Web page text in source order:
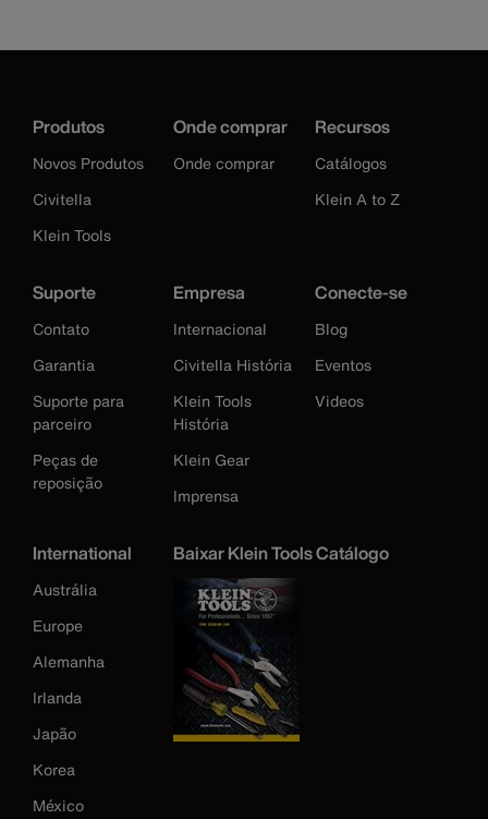
Produtos
Novos Produtos
Civitella
Klein Tools
Onde comprar
Onde comprar
Recursos
Catálogos
Klein A to Z
Suporte
Contato
Garantia
Suporte para
parceiro
Peças de
reposição
Empresa
Internacional
Civitella História
Klein Tools
História
Klein Gear
Imprensa
Conecte-se
Blog
Eventos
Videos
International
Austrália
Europe
Alemanha
Irlanda
Japão
Korea
México
Baixar Klein Tools Catálogo